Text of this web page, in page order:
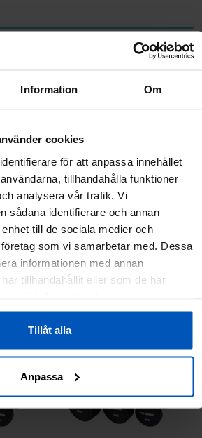
Information Om
cookies
för att anpassa innehållet
tillhandahålla funktioner
analysera vår trafik. Vi
sådana identifierare och annan
till de sociala medier och
som vi samarbetar med. Dessa
informationen med annan
tillhandahållit eller som de har
Tillåt alla
Anpassa
50
FitNord Diamond PU Hantlar 47,5
3799 kr4799 kr
RABATT 23 %